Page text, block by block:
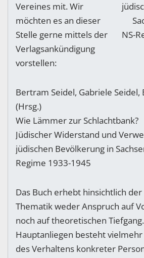
Vereines mit. Wir
möchten es an dieser
Stelle gerne mittels der
Verlagsankündigung
vorstellen:
Bertram Seidel, Gabriele Seidel,
(Hrsg.)
Wie Lämmer zur Schlachtbank?
Jüdischer Widerstand und
jüdischen Bevölkerung in
Regime 1933-1945
Das Buch erhebt hinsichtlich
Thematik weder Anspruch auf
noch auf theoretischen
Hauptanliegen besteht
des Verhaltens konkreter